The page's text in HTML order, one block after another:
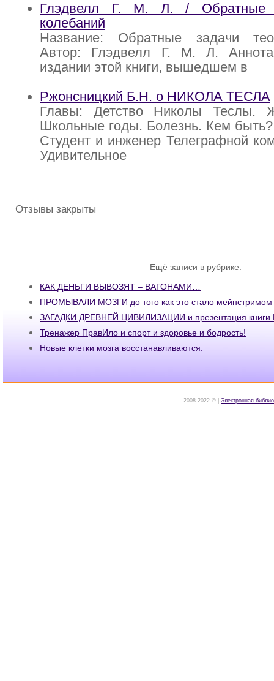
Глэдвелл Г. М. Л. / Обратные
колебаний
Название: Обратные задачи
Автор: Глэдвелл Г. М. Л.
издании этой книги, вышедшем в
Ржонсницкий Б.Н. о НИКОЛА ТЕСЛА
Главы: Детство Николы Теслы.
Школьные годы. Болезнь. Кем
Студент и инженер Телеграфной
Удивительное
Отзывы закрыты
Ещё записи в рубрике:
КАК ДЕНЬГИ ВЫВОЗЯТ – ВАГОНАМИ…
ПРОМЫВАЛИ МОЗГИ до того как это стало
ЗАГАДКИ ДРЕВНЕЙ ЦИВИЛИЗАЦИИ и презентация
Тренажер ПравИло и спорт и здоровье и бодрость!
Новые клетки мозга восстанавливаются.
2008-2022 © | Электронная